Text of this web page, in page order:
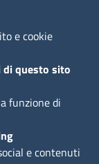
e cookie
di questo sito
funzione di
e contenuti